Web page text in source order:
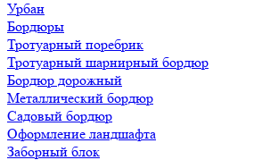
Урбан
Бордюры
Тротуарный поребрик
Тротуарный шарнирный бордюр
Бордюр дорожный
Металлический бордюр
Садовый бордюр
Оформление ландшафта
Заборный блок